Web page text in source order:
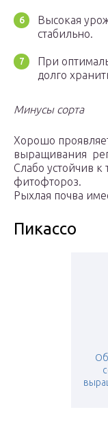
Высокая
стабильно.
При
долго
Минусы сорта
Хорошо
выращивания
Слабо устойчив
фитофтороз.
Рыхлая почва
Пикассо